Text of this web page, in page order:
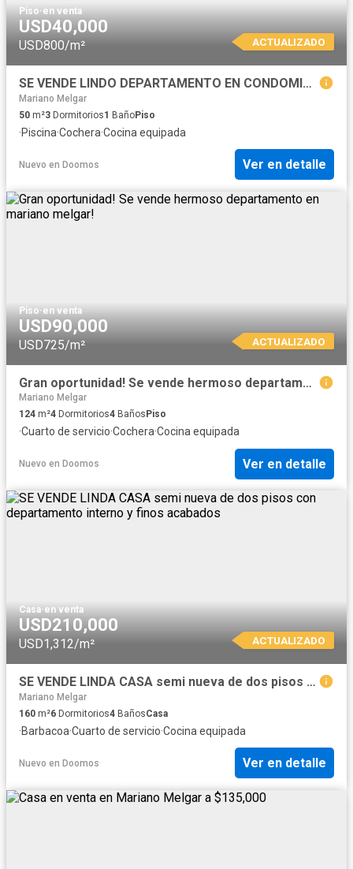
Piso·en venta
USD40,000
USD800/m² ACTUALIZADO
SE VENDE LINDO DEPARTAMENTO EN CONDOMINIO
Mariano Melgar
50 m²3 Dormitorios1 BañoPiso
·Piscina·Cochera·Cocina equipada
Nuevo en Doomos Ver en detalle
Piso·en venta
USD90,000
USD725/m² ACTUALIZADO
Gran oportunidad! Se vende hermoso departamento en mariano melgar!
Mariano Melgar
124 m²4 Dormitorios4 Baños Piso
·Cuarto de servicio·Cochera·Cocina equipada
Nuevo en Doomos Ver en detalle
Casa·en venta
USD210,000
USD1,312/m² ACTUALIZADO
SE VENDE LINDA CASA semi nueva de dos pisos con departamento interno y finos acabados
Mariano Melgar
160 m²6 Dormitorios4 BañosCasa
·Barbacoa·Cuarto de servicio·Cocina equipada
Nuevo en Doomos Ver en detalle